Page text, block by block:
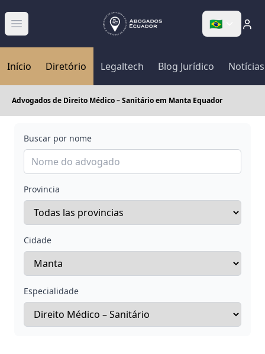
Abrir menú 🇧🇷
Início Diretório Legaltech Blog Jurídico Notícias
Advogados de Direito Médico – Sanitário em Manta Equador
Buscar por nome
Provincia
Cidade
Especialidade